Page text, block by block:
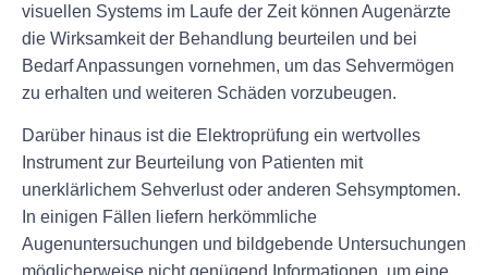
visuellen Systems im Laufe der Zeit können Augenärzte
die Wirksamkeit der Behandlung beurteilen und bei
Bedarf Anpassungen vornehmen, um das Sehvermögen
zu erhalten und weiteren Schäden vorzubeugen.
Darüber hinaus ist die Elektroprüfung ein wertvolles
Instrument zur Beurteilung von Patienten mit
unerklärlichem Sehverlust oder anderen Sehsymptomen.
In einigen Fällen liefern herkömmliche
Augenuntersuchungen und bildgebende Untersuchungen